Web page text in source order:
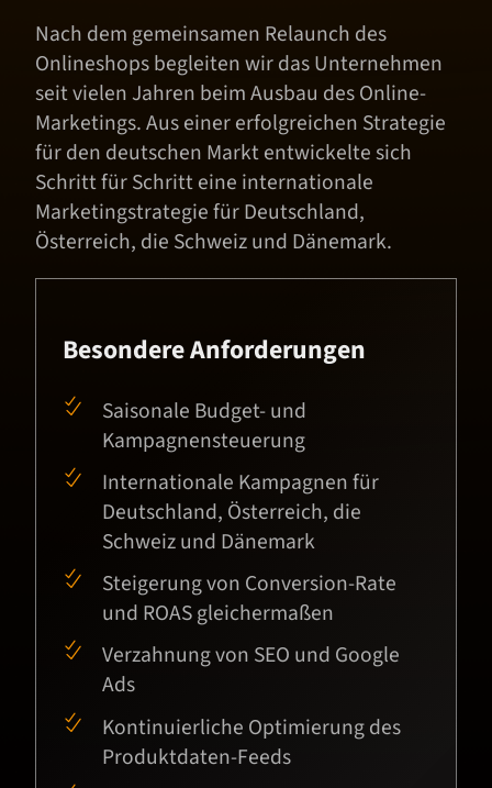
Nach dem gemeinsamen Relaunch des
Onlineshops begleiten wir das Unternehmen
seit vielen Jahren beim Ausbau des Online-
Marketings. Aus einer erfolgreichen Strategie
für den deutschen Markt entwickelte sich
Schritt für Schritt eine internationale
Marketingstrategie für Deutschland,
Österreich, die Schweiz und Dänemark.
Besondere Anforderungen
Saisonale Budget- und
Kampagnensteuerung
Internationale Kampagnen für
Deutschland, Österreich, die
Schweiz und Dänemark
Steigerung von Conversion-Rate
und ROAS gleichermaßen
Verzahnung von SEO und Google
Ads
Kontinuierliche Optimierung des
Produktdaten-Feeds